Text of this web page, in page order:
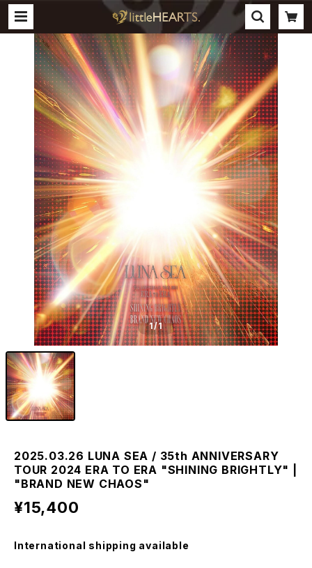
1/1
2025.03.26 LUNA SEA / 35th ANNIVERSARY
TOUR 2024 ERA TO ERA "SHINING BRIGHTLY" |
"BRAND NEW CHAOS"
¥15,400
International shipping available